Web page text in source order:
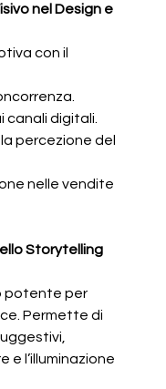
nel Design e
con il
canali digitali.
percezione del
nelle vendite
Storytelling
potente per
Permette di
e l’illuminazione